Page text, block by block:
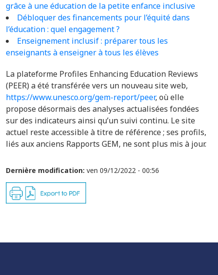
grâce à une éducation de la petite enfance inclusive
Débloquer des financements pour l’équité dans
l’éducation : quel engagement ?
Enseignement inclusif : préparer tous les
enseignants à enseigner à tous les élèves
La plateforme Profiles Enhancing Education Reviews
(PEER) a été transférée vers un nouveau site web,
https://www.unesco.org/gem-report/peer, où elle
propose désormais des analyses actualisées fondées
sur des indicateurs ainsi qu’un suivi continu. Le site
actuel reste accessible à titre de référence ; ses profils,
liés aux anciens Rapports GEM, ne sont plus mis à jour.
Dernière modification: ven 09/12/2022 - 00:56